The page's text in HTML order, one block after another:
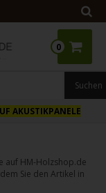
0
AKUSTIKPANELE
auf HM-Holzshop.de
Sie den Artikel in